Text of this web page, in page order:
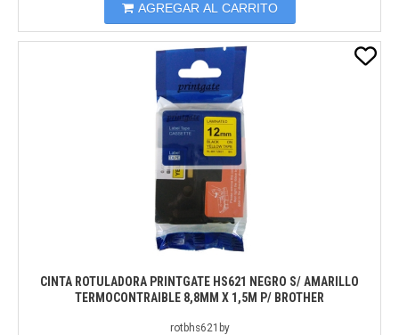
AGREGAR AL CARRITO
CINTA ROTULADORA PRINTGATE HS621 NEGRO S/ AMARILLO
TERMOCONTRAIBLE 8,8MM X 1,5M P/ BROTHER
rotbhs621by